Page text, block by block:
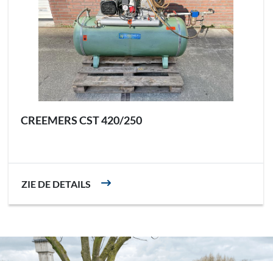
CREEMERS CST 420/250
ZIE DE DETAILS